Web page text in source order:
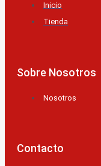
Inicio
Tienda
Sobre Nosotros
Nosotros
Contacto